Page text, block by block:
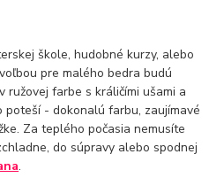
škole, hudobné kurzy, alebo
pre malého bedra budú
ružovej farbe s králičími ušami a
poteší - dokonalú farbu, zaujímavé
Za teplého počasia nemusíte
do súpravy alebo spodnej
.